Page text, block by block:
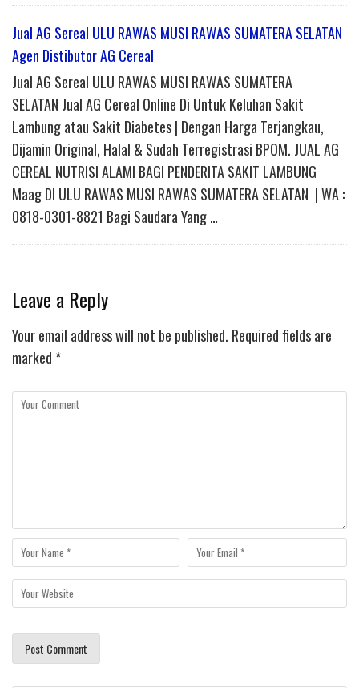
Jual AG Sereal ULU RAWAS MUSI RAWAS SUMATERA SELATAN
Agen Distibutor AG Cereal
Jual AG Sereal ULU RAWAS MUSI RAWAS SUMATERA
SELATAN Jual AG Cereal Online Di Untuk Keluhan Sakit
Lambung atau Sakit Diabetes | Dengan Harga Terjangkau,
Dijamin Original, Halal & Sudah Terregistrasi BPOM. JUAL AG
CEREAL NUTRISI ALAMI BAGI PENDERITA SAKIT LAMBUNG
Maag DI ULU RAWAS MUSI RAWAS SUMATERA SELATAN | WA :
0818-0301-8821 Bagi Saudara Yang …
Leave a Reply
Your email address will not be published. Required fields are
marked *